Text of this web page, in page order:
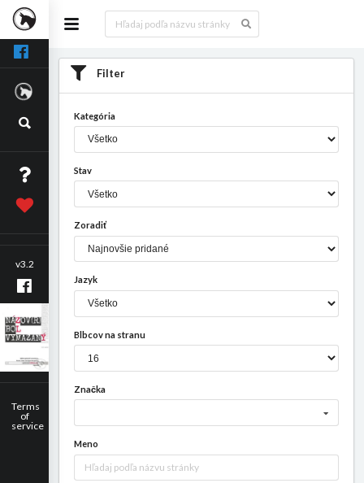
v3.2
Terms
of
service
Filter
Kategória
Stav
Zoradiť
Jazyk
Blbcov na stranu
Značka
Meno